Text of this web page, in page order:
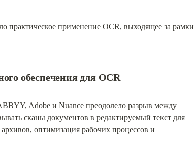
практическое применение OCR, выходящее за рамки
обеспечения для OCR
Adobe и Nuance преодолело разрыв между
сканы документов в редактируемый текст для
оптимизация рабочих процессов и